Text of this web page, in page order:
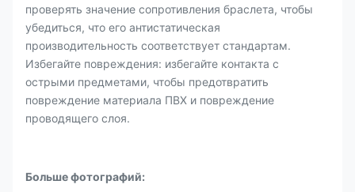
проверять значение сопротивления браслета, чтобы
убедиться, что его антистатическая
производительность соответствует стандартам.
Избегайте повреждения: избегайте контакта с
острыми предметами, чтобы предотвратить
повреждение материала ПВХ и повреждение
проводящего слоя.
Больше фотографий: